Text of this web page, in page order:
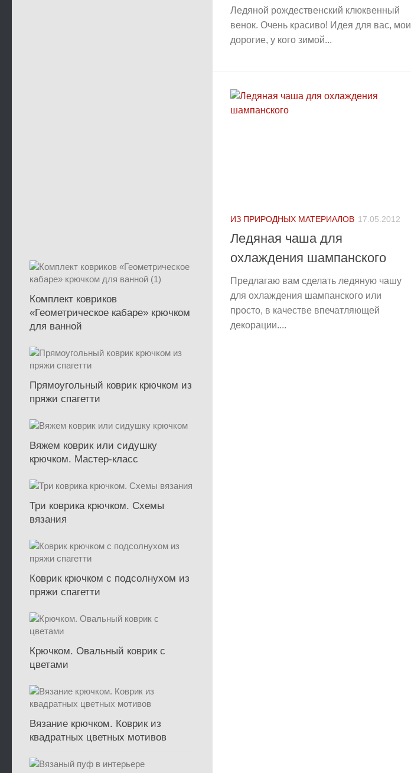
Ледяной рождественский клюквенный
венок. Очень красиво! Идея для вас, мои
дорогие, у кого зимой...
ИЗ ПРИРОДНЫХ МАТЕРИАЛОВ 17.05.2012
Ледяная чаша для
охлаждения шампанского
Предлагаю вам сделать ледяную чашу
для охлаждения шампанского или
просто, в качестве впечатляющей
декорации....
Комплект ковриков
«Геометрическое кабаре» крючком
для ванной
Прямоугольный коврик крючком из
пряжи спагетти
Вяжем коврик или сидушку
крючком. Мастер-класс
Три коврика крючком. Схемы
вязания
Коврик крючком с подсолнухом из
пряжи спагетти
Крючком. Овальный коврик с
цветами
Вязание крючком. Коврик из
квадратных цветных мотивов